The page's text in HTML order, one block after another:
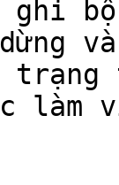
ghi
dừng
làm